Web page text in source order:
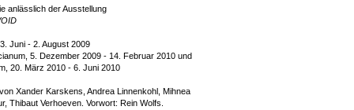
anlässlich der Ausstellung
Juni - 2. August 2009
5. Dezember 2009 - 14. Februar 2010 und
20. März 2010 - 6. Juni 2010
Xander Karskens, Andrea Linnenkohl, Mihnea
Thibaut Verhoeven. Vorwort: Rein Wolfs.